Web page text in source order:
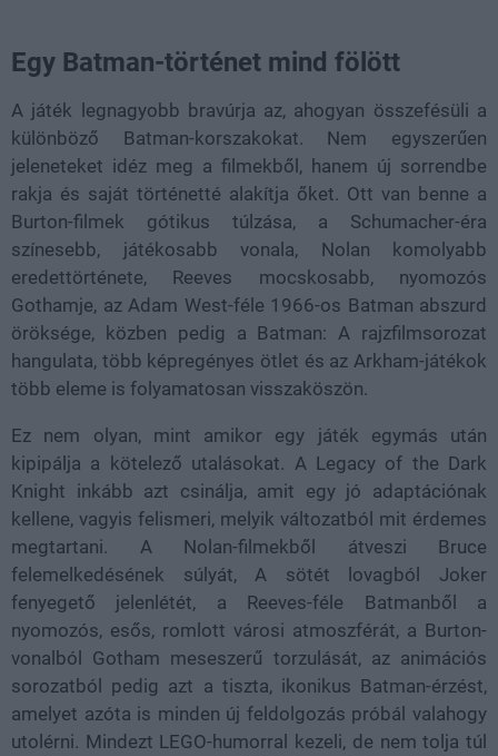
Egy Batman-történet mind fölött
A játék legnagyobb bravúrja az, ahogyan összefésüli a
különböző Batman-korszakokat. Nem egyszerűen
jeleneteket idéz meg a filmekből, hanem új sorrendbe
rakja és saját történetté alakítja őket. Ott van benne a
Burton-filmek gótikus túlzása, a Schumacher-éra
színesebb, játékosabb vonala, Nolan komolyabb
eredettörténete, Reeves mocskosabb, nyomozós
Gothamje, az Adam West-féle 1966-os Batman abszurd
öröksége, közben pedig a Batman: A rajzfilmsorozat
hangulata, több képregényes ötlet és az Arkham-játékok
több eleme is folyamatosan visszaköszön.
Ez nem olyan, mint amikor egy játék egymás után
kipipálja a kötelező utalásokat. A Legacy of the Dark
Knight inkább azt csinálja, amit egy jó adaptációnak
kellene, vagyis felismeri, melyik változatból mit érdemes
megtartani. A Nolan-filmekből átveszi Bruce
felemelkedésének súlyát, A sötét lovagból Joker
fenyegető jelenlétét, a Reeves-féle Batmanből a
nyomozós, esős, romlott városi atmoszférát, a Burton-
vonalból Gotham meseszerű torzulását, az animációs
sorozatból pedig azt a tiszta, ikonikus Batman-érzést,
amelyet azóta is minden új feldolgozás próbál valahogy
utolérni. Mindezt LEGO-humorral kezeli, de nem tolja túl